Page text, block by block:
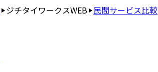
ジチタイワークスWEB 民間サービス比較